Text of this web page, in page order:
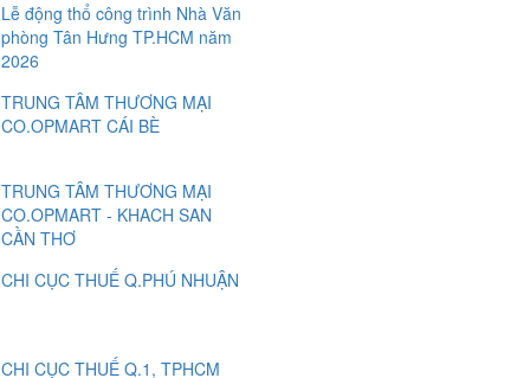
Lễ động thổ công trình Nhà Văn
phòng Tân Hưng TP.HCM năm
2026
TRUNG TÂM THƯƠNG MẠI
CO.OPMART CÁI BÈ
TRUNG TÂM THƯƠNG MẠI
CO.OPMART - KHACH SAN
CẦN THƠ
CHI CỤC THUẾ Q.PHÚ NHUẬN
CHI CỤC THUẾ Q.1, TPHCM